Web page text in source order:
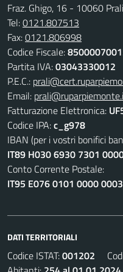
Fraz. Ghigo, 16 - 10060
Tel:0121.807513
Fax:0121.806998
Codice Fiscale:
Partita IVA:03043330012
P.E.C.:
Email:
Fatturazione Elettronica:
Codice IPA:c_g978
IBAN (per i vostri bonifici
IT89 H030 6930 7301
Conto Corrente Postale:
IT95 E076 0101 0000
DATI TERRITORIALI
Codice ISTAT:001202